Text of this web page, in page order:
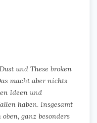
und These broken
macht aber nichts
Ideen und
haben. Insgesamt
ganz besonders